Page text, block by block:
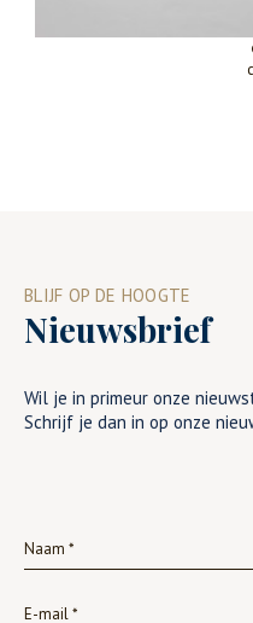
BLIJF OP DE HOOGTE
Nieuwsbrief
Wil je in primeur onze
Schrijf je dan in op onze